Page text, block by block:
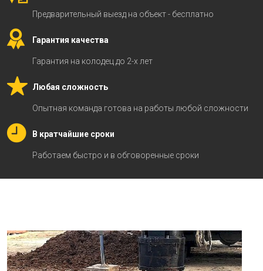
Предварительный выезд на объект - бесплатно
Гарантия качества
Гарантия на колодец до 2-х лет
Любая сложность
Опытная команда готова на работы любой сложности
В кратчайшие сроки
Работаем быстро и в обговоренные сроки